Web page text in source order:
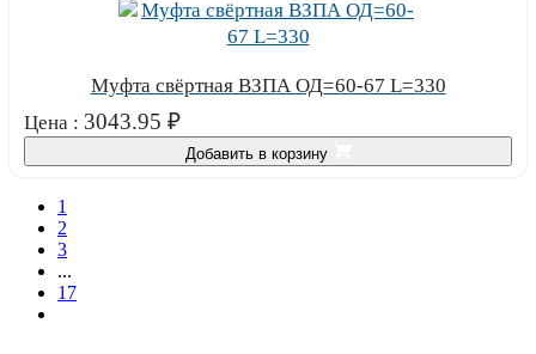
Муфта свёртная ВЗПА ОД=60-67 L=330
Цена : 3043.95 ₽
Добавить в корзину
1
2
3
...
17